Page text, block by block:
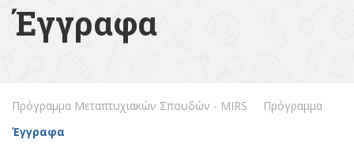
Έγγραφα
Πρόγραμμα Μεταπτυχιακών Σπουδών - MIRS
Πρόγραμμα
Έγγραφα